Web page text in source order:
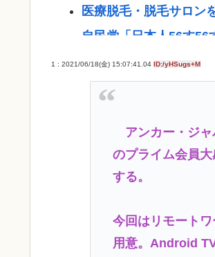
医療脱毛・脱毛サロン
自民党「日本人56す
【戦後最長】日本、な
ジャンポケ斉藤「同
(ヽ´ん`)「手術が始ま
「！？」
【衝撃】兵庫県斎藤知
【驚愕】いまだに続
1 : 2021/06/18(金) 15:07:41.04 ID:/yHSugs+M
アンカー・ジャ
のプライム会員
する。
今回はリモート
用意。Android